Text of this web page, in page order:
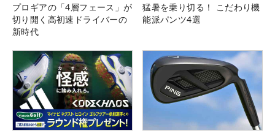
プロギアの「4層フェース」が
切り開く高初速ドライバーの
新時代
猛暑を乗り切る！ こだわり機
能派パンツ4選